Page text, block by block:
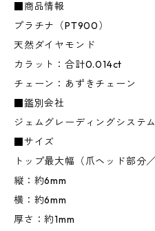
■商品情報
プラチナ（PT900）
天然ダイヤモンド
カラット：合計0.014ct
チェーン：あずきチェーン
■鑑別会社
ジェムグレーディングシステ
■サイズ
トップ最大幅（爪ヘッド部分／
縦：約6mm
横：約6mm
厚さ：約1mm